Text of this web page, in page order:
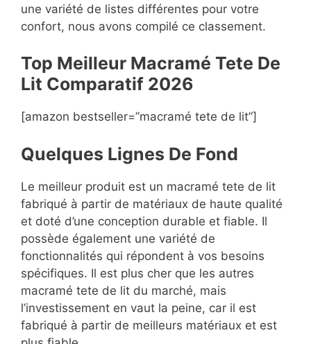
une variété de listes différentes pour votre
confort, nous avons compilé ce classement.
Top Meilleur Macramé Tete De
Lit Comparatif 2026
[amazon bestseller=”macramé tete de lit”]
Quelques Lignes De Fond
Le meilleur produit est un macramé tete de lit
fabriqué à partir de matériaux de haute qualité
et doté d’une conception durable et fiable. Il
possède également une variété de
fonctionnalités qui répondent à vos besoins
spécifiques. Il est plus cher que les autres
macramé tete de lit du marché, mais
l’investissement en vaut la peine, car il est
fabriqué à partir de meilleurs matériaux et est